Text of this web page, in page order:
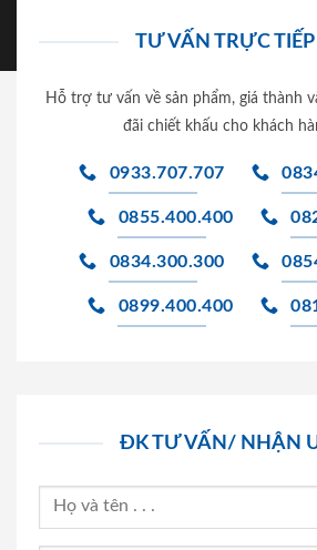
TƯ VẤN TRỰC
Hỗ trợ tư vấn về sản phẩm, giá thành
đãi chiết khấu cho khách
0933.707.707
0855.400.400
0834.300.300
0899.400.400
ĐK TƯ VẤN/ NHẬN